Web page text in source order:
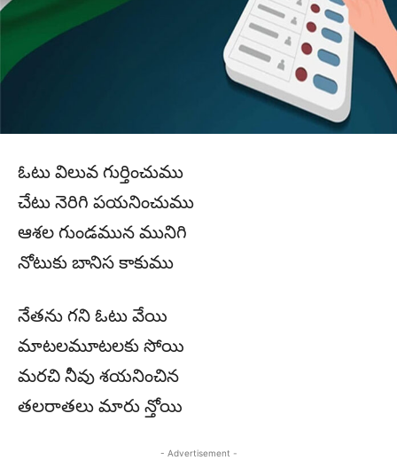
ఓటు విలువ గుర్తించుము
చేటు నెరిగి పయనించుము
ఆశల గుండమున మునిగి
నోటుకు బానిస కాకుము
నేతను గని ఓటు వేయి
మాటలమూటలకు సోయి
మరచి నీవు శయనించిన
తలరాతలు మారు న్తోయి
- Advertisement -